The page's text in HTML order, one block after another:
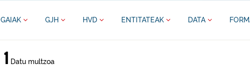
GAIAK GJH HVD ENTITATEAK DATA
1 Datu multzoa